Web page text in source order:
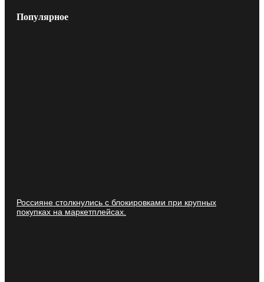
Популярное
Россияне столкнулись с блокировками при крупных
покупках на маркетплейсах.